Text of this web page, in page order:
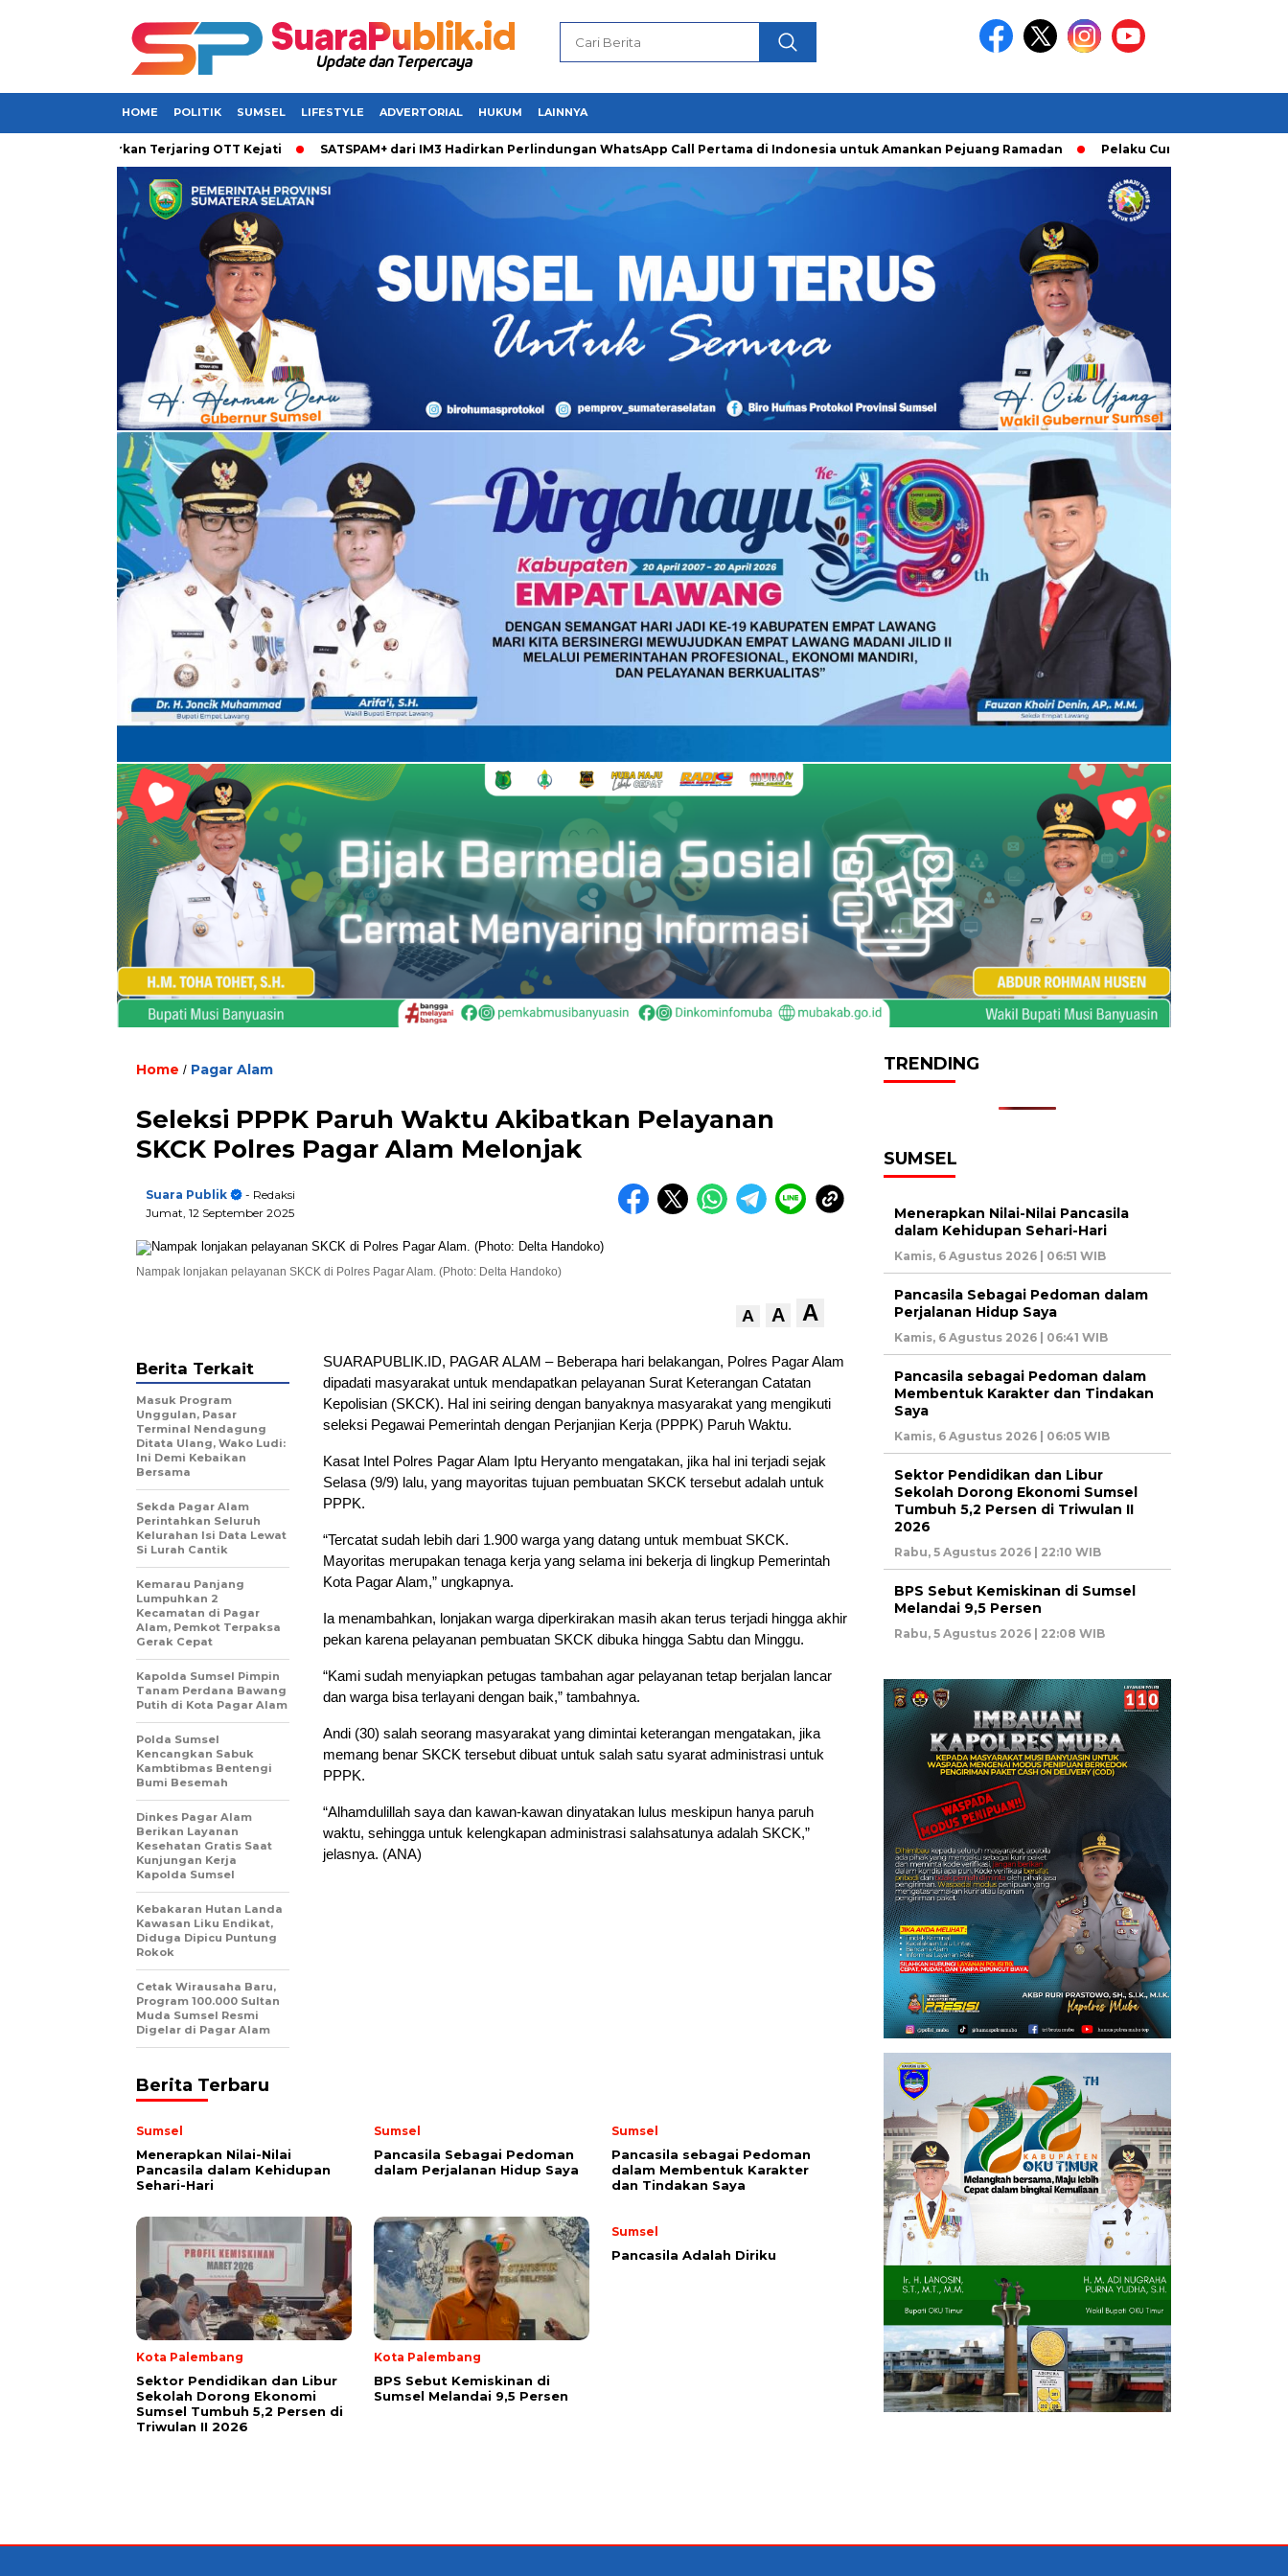
HOME POLITIK SUMSEL LIFESTYLE ADVERTORIAL HUKUM LAINNYA
Dikabarkan Terjaring OTT Kejati SATSPAM+ dari IM3 Hadirkan Perlindungan WhatsApp Call Pertama di Indonesia untuk Amankan Pejuang Ramadan Pelaku Curanmor diringkusi Unit
Home / Pagar Alam
Seleksi PPPK Paruh Waktu Akibatkan Pelayanan
SKCK Polres Pagar Alam Melonjak
Suara Publik
- Redaksi
Jumat, 12 September 2025
Nampak lonjakan pelayanan SKCK di Polres Pagar Alam. (Photo: Delta Handoko)
A A A
SUARAPUBLIK.ID, PAGAR ALAM – Beberapa hari belakangan, Polres Pagar Alam
dipadati masyarakat untuk mendapatkan pelayanan Surat Keterangan Catatan
Kepolisian (SKCK). Hal ini seiring dengan banyaknya masyarakat yang mengikuti
seleksi Pegawai Pemerintah dengan Perjanjian Kerja (PPPK) Paruh Waktu.
Kasat Intel Polres Pagar Alam Iptu Heryanto mengatakan, jika hal ini terjadi sejak
Selasa (9/9) lalu, yang mayoritas tujuan pembuatan SKCK tersebut adalah untuk
PPPK.
“Tercatat sudah lebih dari 1.900 warga yang datang untuk membuat SKCK.
Mayoritas merupakan tenaga kerja yang selama ini bekerja di lingkup Pemerintah
Kota Pagar Alam,” ungkapnya.
Ia menambahkan, lonjakan warga diperkirakan masih akan terus terjadi hingga akhir
pekan karena pelayanan pembuatan SKCK dibuka hingga Sabtu dan Minggu.
“Kami sudah menyiapkan petugas tambahan agar pelayanan tetap berjalan lancar
dan warga bisa terlayani dengan baik,” tambahnya.
Andi (30) salah seorang masyarakat yang dimintai keterangan mengatakan, jika
memang benar SKCK tersebut dibuat untuk salah satu syarat administrasi untuk
PPPK.
“Alhamdulillah saya dan kawan-kawan dinyatakan lulus meskipun hanya paruh
waktu, sehingga untuk kelengkapan administrasi salahsatunya adalah SKCK,”
jelasnya. (ANA)
Berita Terkait
Masuk Program
Unggulan, Pasar
Terminal Nendagung
Ditata Ulang, Wako Ludi:
Ini Demi Kebaikan
Bersama
Sekda Pagar Alam
Perintahkan Seluruh
Kelurahan Isi Data Lewat
Si Lurah Cantik
Kemarau Panjang
Lumpuhkan 2
Kecamatan di Pagar
Alam, Pemkot Terpaksa
Gerak Cepat
Kapolda Sumsel Pimpin
Tanam Perdana Bawang
Putih di Kota Pagar Alam
Polda Sumsel
Kencangkan Sabuk
Kambtibmas Bentengi
Bumi Besemah
Dinkes Pagar Alam
Berikan Layanan
Kesehatan Gratis Saat
Kunjungan Kerja
Kapolda Sumsel
Kebakaran Hutan Landa
Kawasan Liku Endikat,
Diduga Dipicu Puntung
Rokok
Cetak Wirausaha Baru,
Program 100.000 Sultan
Muda Sumsel Resmi
Digelar di Pagar Alam
Berita Terbaru
Sumsel
Menerapkan Nilai-Nilai
Pancasila dalam Kehidupan
Sehari-Hari
Sumsel
Pancasila Sebagai Pedoman
dalam Perjalanan Hidup Saya
Sumsel
Pancasila sebagai Pedoman
dalam Membentuk Karakter
dan Tindakan Saya
Kota Palembang
Sektor Pendidikan dan Libur
Sekolah Dorong Ekonomi
Sumsel Tumbuh 5,2 Persen di
Triwulan II 2026
Kota Palembang
BPS Sebut Kemiskinan di
Sumsel Melandai 9,5 Persen
Sumsel
Pancasila Adalah Diriku
TRENDING
SUMSEL
Menerapkan Nilai-Nilai Pancasila
dalam Kehidupan Sehari-Hari
Kamis, 6 Agustus 2026 | 06:51 WIB
Pancasila Sebagai Pedoman dalam
Perjalanan Hidup Saya
Kamis, 6 Agustus 2026 | 06:41 WIB
Pancasila sebagai Pedoman dalam
Membentuk Karakter dan Tindakan
Saya
Kamis, 6 Agustus 2026 | 06:05 WIB
Sektor Pendidikan dan Libur
Sekolah Dorong Ekonomi Sumsel
Tumbuh 5,2 Persen di Triwulan II
2026
Rabu, 5 Agustus 2026 | 22:10 WIB
BPS Sebut Kemiskinan di Sumsel
Melandai 9,5 Persen
Rabu, 5 Agustus 2026 | 22:08 WIB